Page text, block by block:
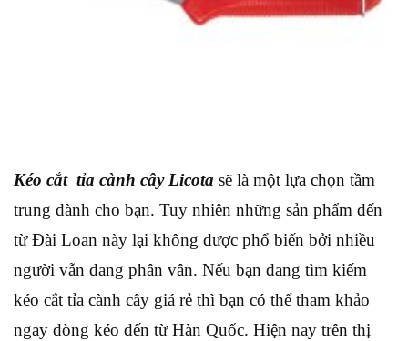
Kéo cắt tỉa cành cây Licota sẽ là một lựa chọn tầm
trung dành cho bạn. Tuy nhiên những sản phẩm đến
từ Đài Loan này lại không được phổ biến bởi nhiều
người vẫn đang phân vân. Nếu bạn đang tìm kiếm
kéo cắt tỉa cành cây giá rẻ thì bạn có thể tham khảo
ngay dòng kéo đến từ Hàn Quốc. Hiện nay trên thị